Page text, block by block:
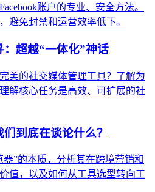
账户的专业、安全方法。
避免封禁和运营效率低下。
超越“一体化”神话
美的社交媒体管理工具？了解为
解核心任务是高效、可扩展的社
到底在谈论什么？
”的本质，分析其在跨境营销和
值，以及如何从工具选型转向工